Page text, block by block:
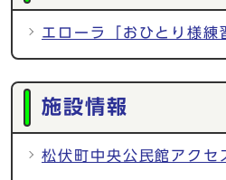
エローラ「おひとり様練
施設情報
松伏町中央公民館アクセ